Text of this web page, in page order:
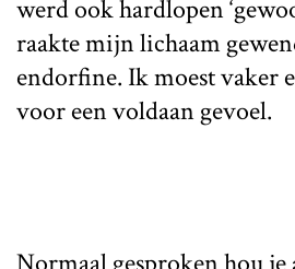
werd ook hardlopen
raakte mijn lichaam
endorfine. Ik moest vaker
voor een voldaan gevoel.